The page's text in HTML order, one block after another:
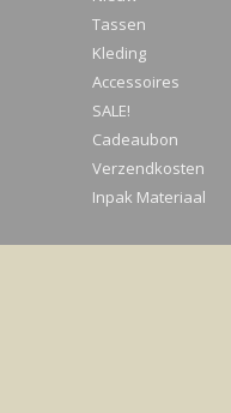
Tassen
Kleding
Accessoires
SALE!
Cadeaubon
Verzendkosten
Inpak Materiaal